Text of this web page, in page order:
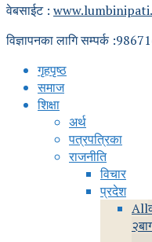
वेबसाईट :
विज्ञापनका लागि सम्पर्क
गृहपृष्ठ
समाज
शिक्षा
अर्थ
पत्रपत्रिका
राजनीति
विचार
प्रदेश
All
२